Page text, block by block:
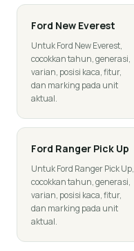
Ford New Everest
Untuk Ford New Everest,
cocokkan tahun, generasi,
varian, posisi kaca, fitur,
dan marking pada unit
aktual.
Ford Ranger Pick Up
Untuk Ford Ranger Pick Up,
cocokkan tahun, generasi,
varian, posisi kaca, fitur,
dan marking pada unit
aktual.